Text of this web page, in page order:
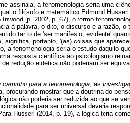
assinala, a fenomenologia seria uma
o filósofo e matemático Edmund
(p. 2002, p. 67), o termo
à palavra, o dito, o discurso e a razão, o
tanto de 'ser manifesto, evidente'
significa, portanto, '(as) coisas que
a fenomenologia seria o estudo daquilo
resposta científica ao psicologismo
redução eidética não poderiam ser
caminho para a fenomenologia , as
procurando mostrar que a doutrina do
não poderia ser reduzida ao que se
para ser universal deveria
Husserl (2014, p. 19), a lógica teria